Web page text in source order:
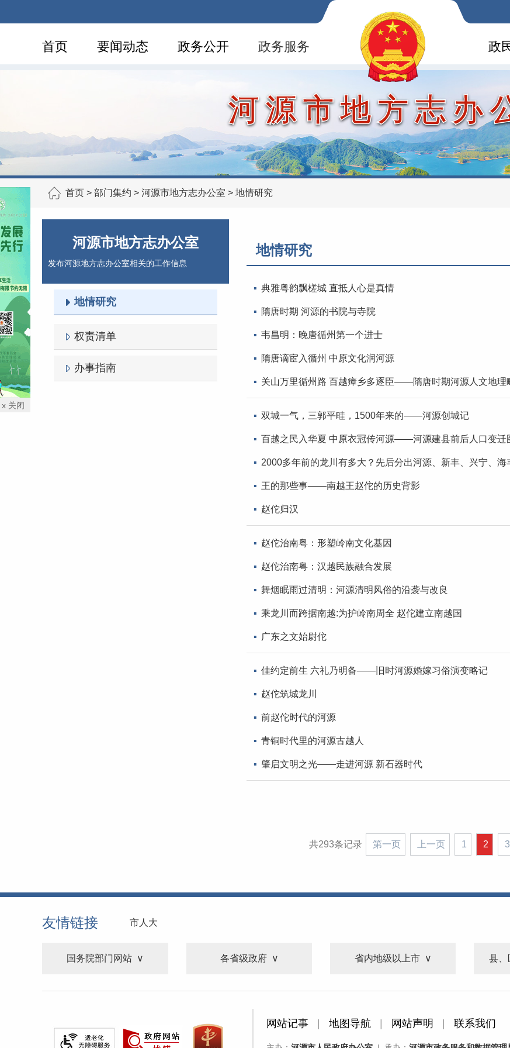
首页 要闻动态 政务公开 政务服务 政
河源市地方志办
首页 > 部门集约 > 河源市地方志办公室 > 地情研究
河源市地方志办公室
发布河源地方志办公室相关的工作信息
地情研究
权责清单
办事指南
地情研究
典雅粤韵飘槎城 直抵人心是真情
隋唐时期 河源的书院与寺院
韦昌明：晚唐循州第一个进士
隋唐谪宦入循州 中原文化润河源
关山万里循州路 百越瘴乡多逐臣——隋唐时期河源人文地理
双城一气，三郭平畦，1500年来的——河源创城记
百越之民入华夏 中原衣冠传河源——河源建县前后人口变迁
2000多年前的龙川有多大？先后分出河源、新丰、兴宁、海
王的那些事——南越王赵佗的历史背影
赵佗归汉
赵佗治南粤：形塑岭南文化基因
赵佗治南粤：汉越民族融合发展
舞烟眠雨过清明：河源清明风俗的沿袭与改良
乘龙川而跨据南越:为护岭南周全 赵佗建立南越国
广东之文始尉佗
佳约定前生 六礼乃明备——旧时河源婚嫁习俗演变略记
赵佗筑城龙川
前赵佗时代的河源
青铜时代里的河源古越人
肇启文明之光——走进河源 新石器时代
共293条记录 第一页 上一页 1 2 3
友情链接 市人大
国务院部门网站 各省级政府 省内地级以上市 县、
网站记事 地图导航 网站声明 联系我们
x 关闭